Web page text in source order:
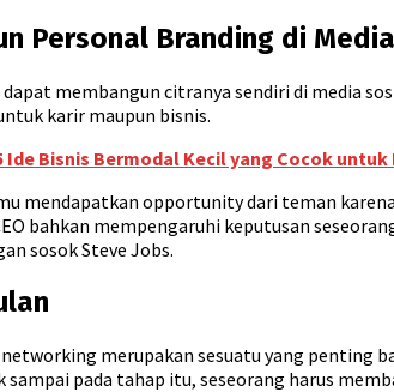
Personal Branding di
membangun citranya sendiri di media
karir maupun bisnis.
Ide Bisnis Bermodal Kecil yang Cocok
mendapatkan opportunity dari teman
bahkan mempengaruhi keputusan
sosok Steve Jobs.
merupakan sesuatu yang penting
sampai pada tahap itu, seseorang harus